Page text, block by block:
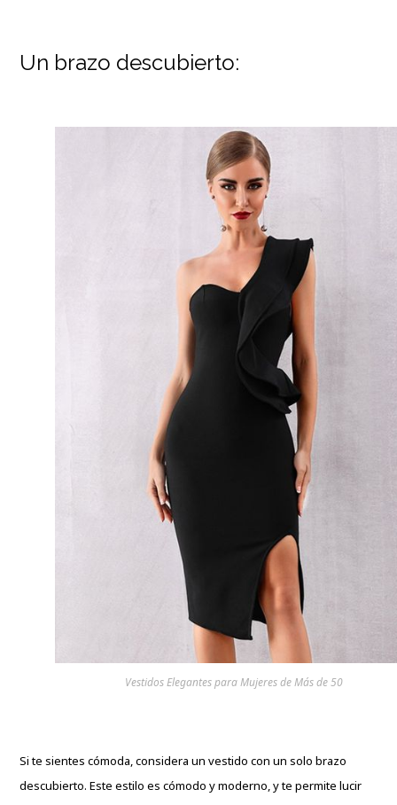
Un brazo descubierto:
Vestidos Elegantes para Mujeres de Más de 50
Si te sientes cómoda, considera un vestido con un solo brazo
descubierto. Este estilo es cómodo y moderno, y te permite lucir